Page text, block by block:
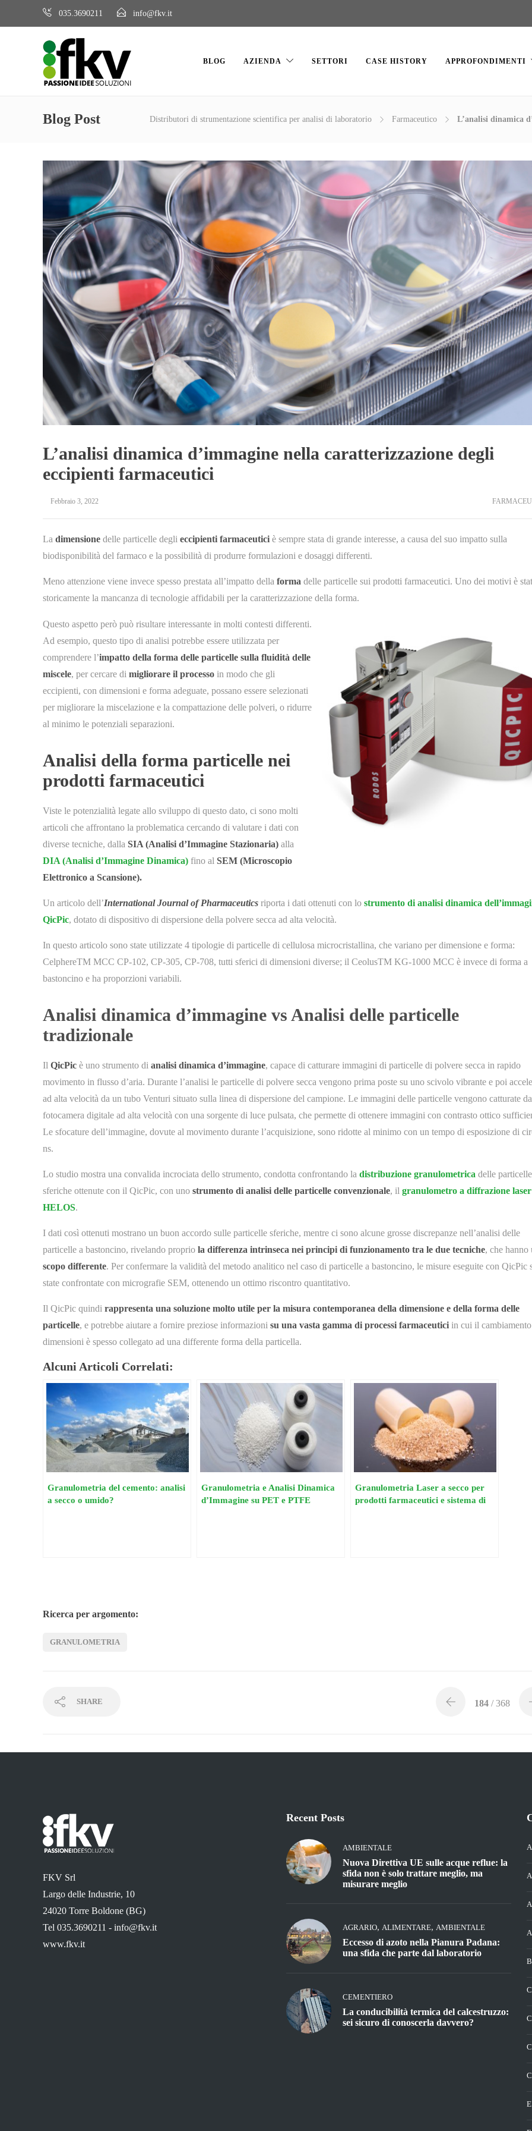
035.3690211 info@fkv.it
BLOG AZIENDA SETTORI CASE HISTORY APPROFONDIMENTI
Blog Post Distributori di strumentazione scientifica per analisi di laboratorio Farmaceutico L’analisi dinamica
L’analisi dinamica d’immagine nella caratterizzazione degli
eccipienti farmaceutici
Febbraio 3, 2022
La dimensione delle particelle degli eccipienti farmaceutici è sempre stata di grande interesse, a causa del suo impatto sulla
biodisponibilità del farmaco e la possibilità di produrre formulazioni e dosaggi differenti.
Meno attenzione viene invece spesso prestata all’impatto della forma delle particelle sui prodotti farmaceutici. Uno dei motivi è
storicamente la mancanza di tecnologie affidabili per la caratterizzazione della forma.
Questo aspetto però può risultare interessante in molti contesti differenti.
Ad esempio, questo tipo di analisi potrebbe essere utilizzata per
comprendere l’impatto della forma delle particelle sulla fluidità delle
miscele, per cercare di migliorare il processo in modo che gli
eccipienti, con dimensioni e forma adeguate, possano essere selezionati
per migliorare la miscelazione e la compattazione delle polveri, o ridurre
al minimo le potenziali separazioni.
Analisi della forma particelle nei
prodotti farmaceutici
Viste le potenzialità legate allo sviluppo di questo dato, ci sono molti
articoli che affrontano la problematica cercando di valutare i dati con
diverse tecniche, dalla SIA (Analisi d’Immagine Stazionaria) alla
DIA (Analisi d’Immagine Dinamica) fino al SEM (Microscopio
Elettronico a Scansione).
Un articolo dell’International Journal of Pharmaceutics riporta i dati ottenuti con lo strumento di analisi dinamica
QicPic, dotato di dispositivo di dispersione della polvere secca ad alta velocità.
In questo articolo sono state utilizzate 4 tipologie di particelle di cellulosa microcristallina, che variano per dimensione e forma:
CelphereTM MCC CP-102, CP-305, CP-708, tutti sferici di dimensioni diverse; il CeolusTM KG-1000 MCC è invece di forma a
bastoncino e ha proporzioni variabili.
Analisi dinamica d’immagine vs Analisi delle particelle
tradizionale
Il QicPic è uno strumento di analisi dinamica d’immagine, capace di catturare immagini di particelle di polvere secca in rapido
movimento in flusso d’aria. Durante l’analisi le particelle di polvere secca vengono prima poste su uno scivolo vibrante e poi
ad alta velocità da un tubo Venturi situato sulla linea di dispersione del campione. Le immagini delle particelle vengono catturate
fotocamera digitale ad alta velocità con una sorgente di luce pulsata, che permette di ottenere immagini con contrasto ottico
Le sfocature dell’immagine, dovute al movimento durante l’acquisizione, sono ridotte al minimo con un tempo di esposizione di
ns.
Lo studio mostra una convalida incrociata dello strumento, condotta confrontando la distribuzione granulometrica delle particelle
sferiche ottenute con il QicPic, con uno strumento di analisi delle particelle convenzionale, il granulometro a diffrazione laser
HELOS.
I dati così ottenuti mostrano un buon accordo sulle particelle sferiche, mentre ci sono alcune grosse discrepanze nell’analisi delle
particelle a bastoncino, rivelando proprio la differenza intrinseca nei principi di funzionamento tra le due tecniche, che hanno
scopo differente. Per confermare la validità del metodo analitico nel caso di particelle a bastoncino, le misure eseguite con QicPic
state confrontate con micrografie SEM, ottenendo un ottimo riscontro quantitativo.
Il QicPic quindi rappresenta una soluzione molto utile per la misura contemporanea della dimensione e della forma delle
particelle, e potrebbe aiutare a fornire preziose informazioni su una vasta gamma di processi farmaceutici in cui il
dimensioni è spesso collegato ad una differente forma della particella.
Alcuni Articoli Correlati:
Granulometria del cemento: analisi
a secco o umido?
Granulometria e Analisi Dinamica
d’Immagine su PET e PTFE
Granulometria Laser a secco per
prodotti farmaceutici e sistema di
Ricerca per argomento:
GRANULOMETRIA
SHARE 184 / 368
FKV Srl
Largo delle Industrie, 10
24020 Torre Boldone (BG)
Tel 035.3690211 - info@fkv.it
www.fkv.it
Recent Posts
AMBIENTALE
Nuova Direttiva UE sulle acque reflue: la
sfida non è solo trattare meglio, ma
misurare meglio
AGRARIO, ALIMENTARE, AMBIENTALE
Eccesso di azoto nella Pianura Padana:
una sfida che parte dal laboratorio
CEMENTIERO
La conducibilità termica del calcestruzzo:
sei sicuro di conoscerla davvero?